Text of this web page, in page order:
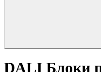
DALI Блоки